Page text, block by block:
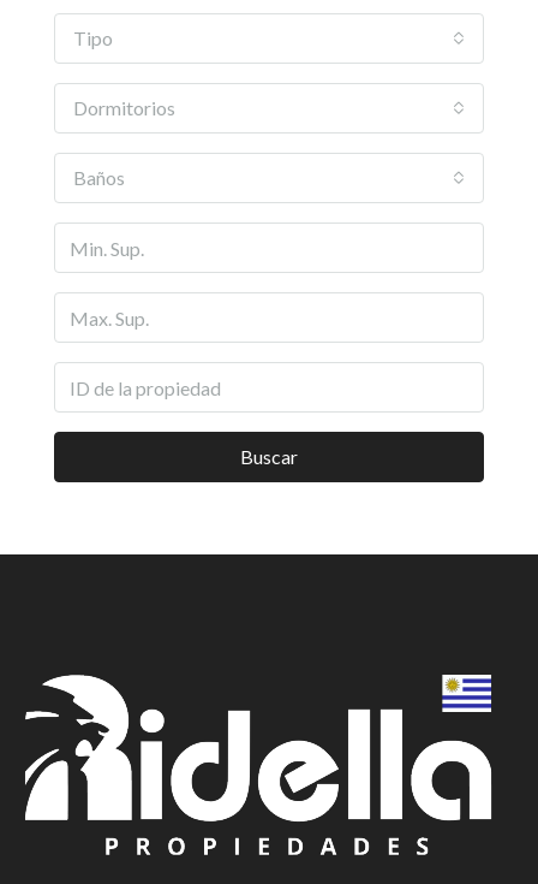
Tipo
Dormitorios
Baños
Buscar